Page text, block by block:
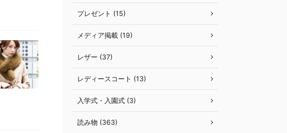
プレゼント (15)
メディア掲載 (19)
レザー (37)
レディースコート (13)
入学式・入園式 (3)
読み物 (363)